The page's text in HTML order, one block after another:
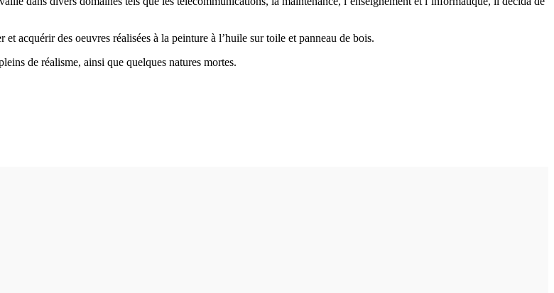
acquérir des oeuvres réalisées à la peinture à l’huile sur toile et panneau de bois.
de réalisme, ainsi que quelques natures mortes.